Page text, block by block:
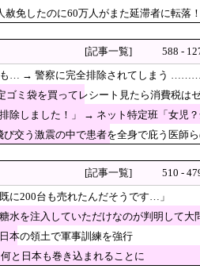
？」
る過去の不祥事を報道！
たのに60万人がまた延滞者に転落
リプ「もちろん中国の核も
美帆氏に送られた包丁セッ
免したのに60万人がまた延滞者に転落！
[記事一覧]
588 -
も… → 警察に完全排除されてしまう ………
ミ袋を買ってレシート見たら消費税は
除しました！」 → ネット特定班「女児
交う激震の中で患者を全身で庇う医師
[記事一覧]
510 -
に200台も売れたんだそうです…」
水を注入していただけなのが判明して大
本の領土で軍事訓練を強行
と日本も巻き込まれることに